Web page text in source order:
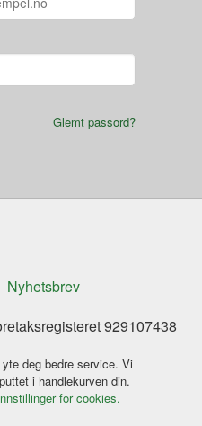
Glemt passord?
Nyhetsbrev
929107438
deg bedre service. Vi
i handlekurven din.
for cookies.